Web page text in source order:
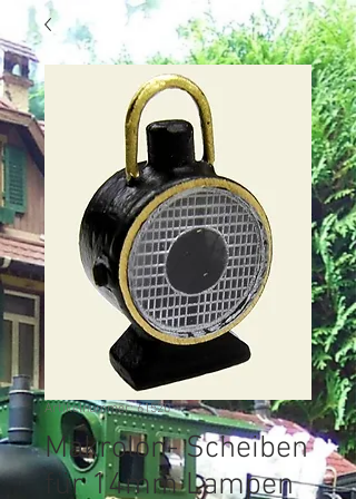
Artikelnummer: 61520
Makrolon- Scheiben
für 14mm Lampen